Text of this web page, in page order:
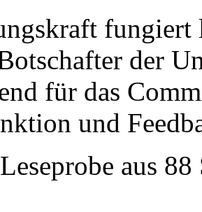
fungiert
der
für das
und
aus